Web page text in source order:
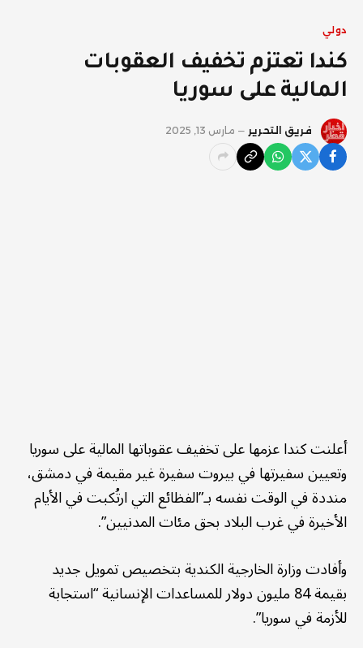
دولي
كندا تعتزم تخفيف العقوبات
المالية على سوريا
فريق التحرير مارس 13, 2025
أعلنت كندا عزمها على تخفيف عقوباتها المالية على سوريا
وتعيين سفيرتها في بيروت سفيرة غير مقيمة في دمشق،
منددة في الوقت نفسه بـ”الفظائع التي ارتُكبت في الأيام
الأخيرة في غرب البلاد بحق مئات المدنيين”.
وأفادت وزارة الخارجية الكندية بتخصيص تمويل جديد
بقيمة 84 مليون دولار للمساعدات الإنسانية “استجابة
للأزمة في سوريا”.